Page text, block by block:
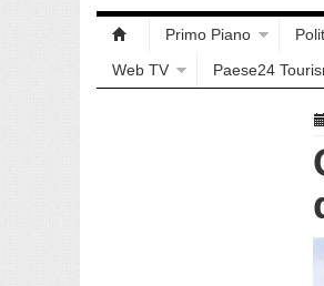
Primo Piano
Web TV
Paese24